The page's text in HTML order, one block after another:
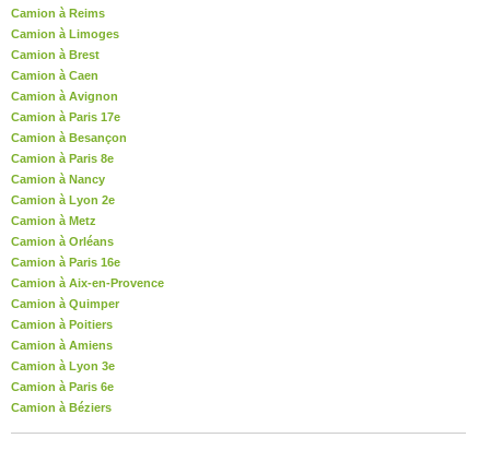
Camion à Reims
Camion à Limoges
Camion à Brest
Camion à Caen
Camion à Avignon
Camion à Paris 17e
Camion à Besançon
Camion à Paris 8e
Camion à Nancy
Camion à Lyon 2e
Camion à Metz
Camion à Orléans
Camion à Paris 16e
Camion à Aix-en-Provence
Camion à Quimper
Camion à Poitiers
Camion à Amiens
Camion à Lyon 3e
Camion à Paris 6e
Camion à Béziers